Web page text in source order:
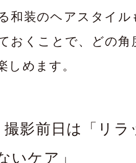
和装のヘアスタイ
おくことで、どの角
しめます。
撮影前日は「リ
いケア」